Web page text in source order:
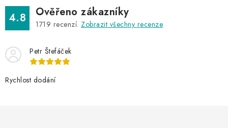
4.8 Ověřeno zákazníky
1719 recenzí. Zobrazit všechny recenze
Petr Štefáček
Rychlost dodání